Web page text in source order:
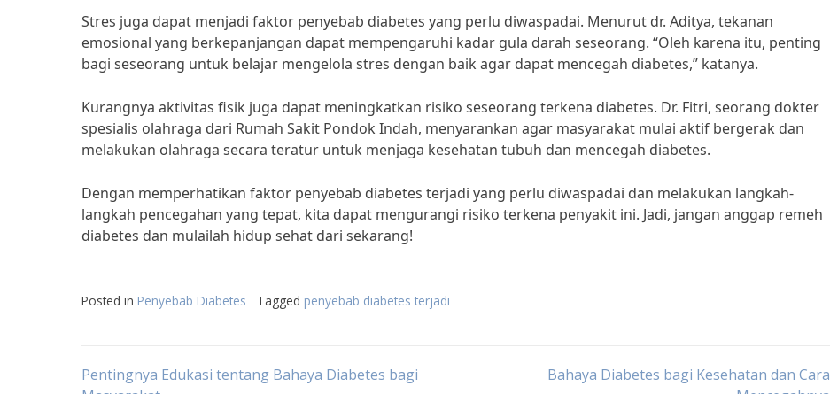
Stres juga dapat menjadi faktor penyebab diabetes yang perlu diwaspadai. Menurut dr. Aditya, tekanan
emosional yang berkepanjangan dapat mempengaruhi kadar gula darah seseorang. “Oleh karena itu, penting
bagi seseorang untuk belajar mengelola stres dengan baik agar dapat mencegah diabetes,” katanya.
Kurangnya aktivitas fisik juga dapat meningkatkan risiko seseorang terkena diabetes. Dr. Fitri, seorang dokter
spesialis olahraga dari Rumah Sakit Pondok Indah, menyarankan agar masyarakat mulai aktif bergerak dan
melakukan olahraga secara teratur untuk menjaga kesehatan tubuh dan mencegah diabetes.
Dengan memperhatikan faktor penyebab diabetes terjadi yang perlu diwaspadai dan melakukan langkah-
langkah pencegahan yang tepat, kita dapat mengurangi risiko terkena penyakit ini. Jadi, jangan anggap remeh
diabetes dan mulailah hidup sehat dari sekarang!
Posted in Penyebab Diabetes Tagged penyebab diabetes terjadi
Post
Pentingnya Edukasi tentang Bahaya Diabetes bagi
Bahaya Diabetes bagi Kesehatan dan Cara